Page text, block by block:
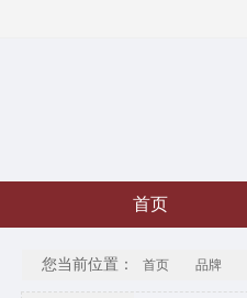
首页
您当前位置： 首页 品牌